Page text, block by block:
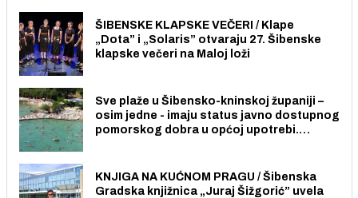
ŠIBENSKE KLAPSKE VEČERI / Klape
„Dota” i „Solaris” otvaraju 27. Šibenske
klapske večeri na Maloj loži
Sve plaže u Šibensko-kninskoj županiji –
osim jedne - imaju status javno dostupnog
pomorskog dobra u općoj upotrebi.
KNJIGA NA KUĆNOM PRAGU / Šibenska
Gradska knjižnica „Juraj Šižgorić” uvela